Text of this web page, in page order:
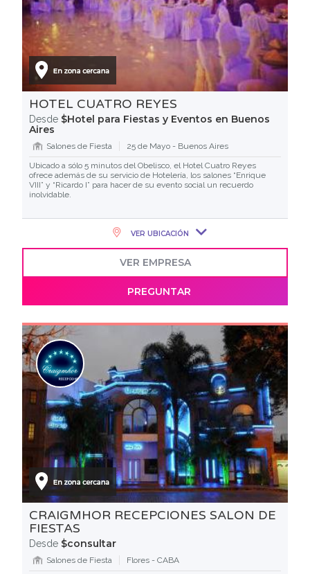
HOTEL CUATRO REYES
Desde $Hotel para Fiestas y Eventos en Buenos
Aires
Salones de Fiesta
25 de Mayo - Buenos Aires
Ubicado a sólo 5 minutos del Obelisco, el Hotel Cuatro Reyes
ofrece además de su servicio de Hotelería, los salones “Enrique
VIII” y “Ricardo I” para hacer de su evento social un recuerdo
inolvidable.
VER UBICACIÓN
VER EMPRESA
PREGUNTAR
CRAIGMHOR RECEPCIONES SALON DE
FIESTAS
Desde $consultar
Salones de Fiesta
Flores - CABA